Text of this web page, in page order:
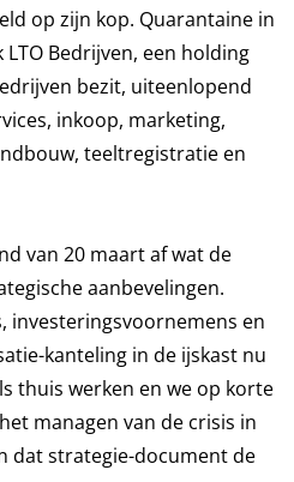
op zijn kop. Quarantaine in
Bedrijven, een holding
bezit, uiteenlopend
inkoop, marketing,
teeltregistratie en
van 20 maart af wat de
aanbevelingen.
investeringsvoornemens en
kanteling in de ijskast nu
thuis werken en we op korte
managen van de crisis in
dat strategie-document de